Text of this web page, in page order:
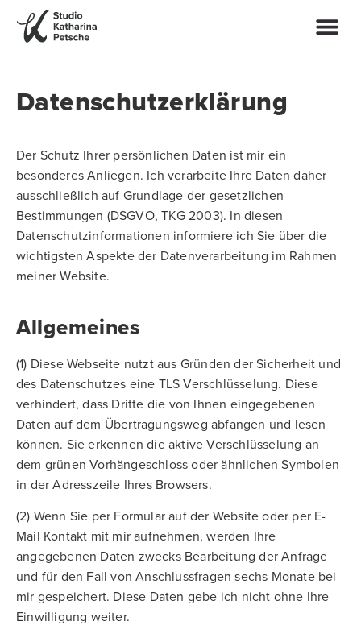
Datenschutzerklärung
Der Schutz Ihrer persönlichen Daten ist mir ein
besonderes Anliegen. Ich verarbeite Ihre Daten daher
ausschließlich auf Grundlage der gesetzlichen
Bestimmungen (DSGVO, TKG 2003). In diesen
Datenschutzinformationen informiere ich Sie über die
wichtigsten Aspekte der Datenverarbeitung im Rahmen
meiner Website.
Allgemeines
(1) Diese Webseite nutzt aus Gründen der Sicherheit und
des Datenschutzes eine TLS Verschlüsselung. Diese
verhindert, dass Dritte die von Ihnen eingegebenen
Daten auf dem Übertragungsweg abfangen und lesen
können. Sie erkennen die aktive Verschlüsselung an
dem grünen Vorhängeschloss oder ähnlichen Symbolen
in der Adresszeile Ihres Browsers.
(2) Wenn Sie per Formular auf der Website oder per E-
Mail Kontakt mit mir aufnehmen, werden Ihre
angegebenen Daten zwecks Bearbeitung der Anfrage
und für den Fall von Anschlussfragen sechs Monate bei
mir gespeichert. Diese Daten gebe ich nicht ohne Ihre
Einwilligung weiter.